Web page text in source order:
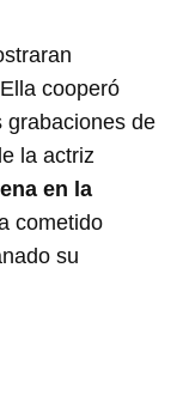
cooperó
grabaciones de
la actriz
en la
cometido
su